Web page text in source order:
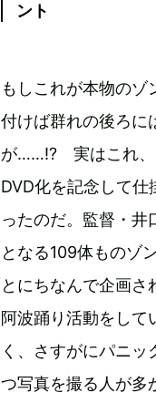
ント
もしこれが本物の
付けば群れの後ろに
が……!? 実はこれ、
DVD化を記念して
ったのだ。監督・井
となる109体ものゾ
とにちなんで企画さ
阿波踊り活動をして
く、さすがにパニ
つ写真を撮る人が多